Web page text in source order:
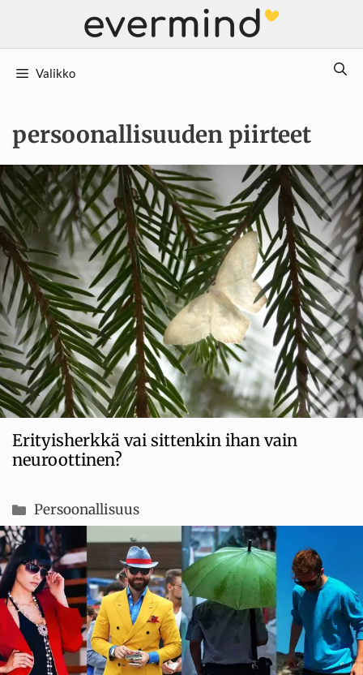
Valikko
persoonallisuuden piirteet
Erityisherkkä vai sittenkin ihan vain
neuroottinen?
Kategoriat
Persoonallisuus